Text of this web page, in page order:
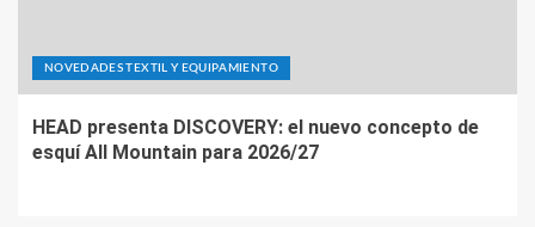
NOVEDADES TEXTIL Y EQUIPAMIENTO
HEAD presenta DISCOVERY: el nuevo concepto de
esquí All Mountain para 2026/27